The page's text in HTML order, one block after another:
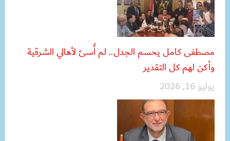
مصطفى كامل يحسم الجدل.. لم أُسئ لأهالي الشرقية
وأكن لهم كل التقدير
يوليو 16, 2026